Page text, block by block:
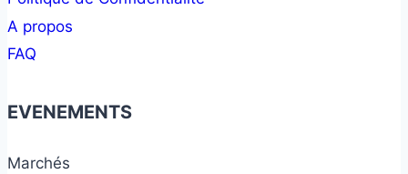
A propos
FAQ
EVENEMENTS
Marchés